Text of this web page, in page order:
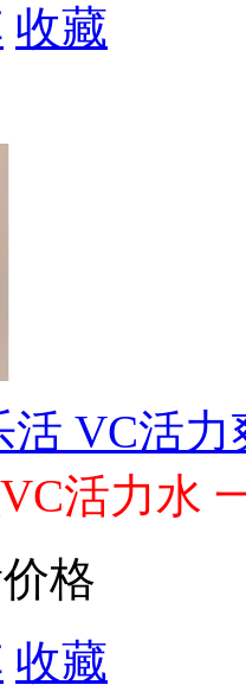
收藏
VC活
VC活力水
格
收藏